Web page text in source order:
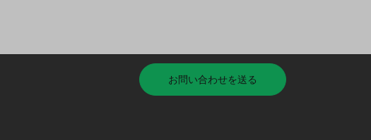
お問い合わせを送る